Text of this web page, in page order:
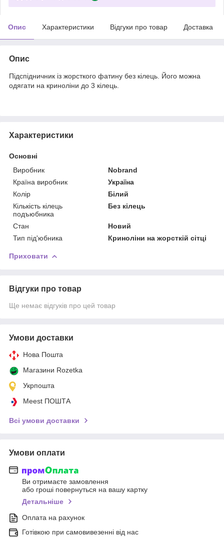
Опис Характеристики Відгуки про товар Доставка
Опис
Підспідничник із жорсткого фатину без кілець. Його можна
одягати на криноліни до 3 кілець.
Характеристики
Основні
Виробник
Nobrand
Країна виробник
Україна
Колір
Білий
Кількість кілець
подъюбника
Без кілець
Стан
Новий
Тип під'юбника
Криноліни на жорсткій сітці
Приховати
Відгуки про товар
Ще немає відгуків про цей товар
Умови доставки
Нова Пошта
Магазини Rozetka
Укрпошта
Meest ПОШТА
Всі умови доставки
Умови оплати
Ви отримаєте замовлення
або гроші повернуться на вашу картку
Детальніше
Оплата на рахунок
Готівкою при самовивезенні від нас